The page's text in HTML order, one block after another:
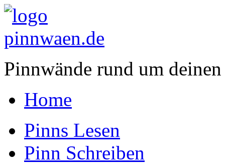
Pinnwände rund um
Home
Pinns Lesen
Pinn Schreiben